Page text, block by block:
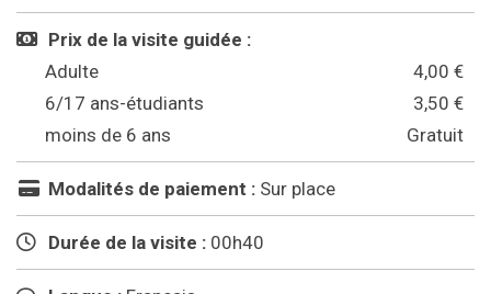
Prix de la visite guidée :
Adulte
4,00 €
6/17 ans-étudiants
3,50 €
moins de 6 ans
Gratuit
Modalités de paiement : Sur place
Durée de la visite : 00h40